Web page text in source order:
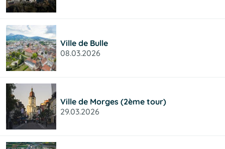
Ville de Bulle
08.03.2026
Ville de Morges (2ème tour)
29.03.2026